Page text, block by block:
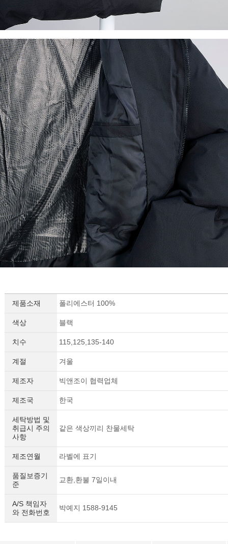
제품소재 폴리에스터 100%
색상 블랙
치수 115,125,135-140
계절 겨울
제조자 빅앤조이 협력업체
제조국 한국
세탁방법 및
취급시 주의
사항
같은 색상끼리 찬물세탁
제조연월 라벨에 표기
품질보증기
준
교환,환불 7일이내
A/S 책임자
와 전화번호
박예지 1588-9145